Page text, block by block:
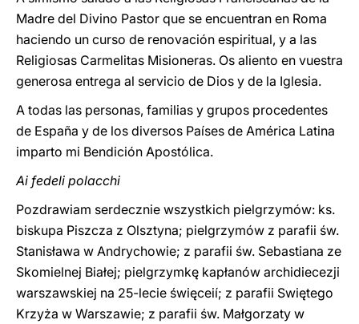
Madre del Divino Pastor que se encuentran en Roma
haciendo un curso de renovación espiritual, y a las
Religiosas Carmelitas Misioneras. Os aliento en vuestra
generosa entrega al servicio de Dios y de la Iglesia.
A todas las personas, familias y grupos procedentes
de España y de los diversos Países de América Latina
imparto mi Bendición Apostólica.
Ai fedeli polacchi
Pozdrawiam serdecznie wszystkich pielgrzymów: ks.
biskupa Piszcza z Olsztyna; pielgrzymów z parafii św.
Stanisława w Andrychowie; z parafii św. Sebastiana ze
Skomielnej Białej; pielgrzymkę kapłanów archidiecezji
warszawskiej na 25-lecie święceií; z parafii Swiętego
Krzyża w Warszawie; z parafii św. Małgorzaty w